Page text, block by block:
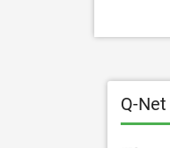
Q-